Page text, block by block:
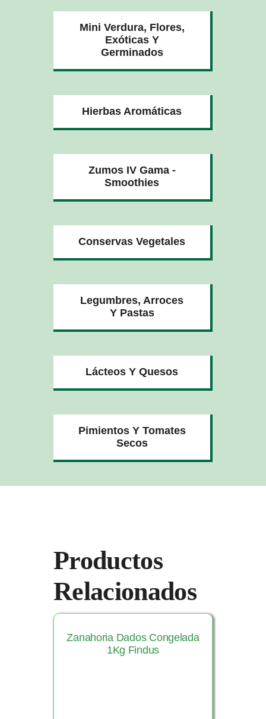
Mini Verdura, Flores,
Exóticas Y
Germinados
Hierbas Aromáticas
Zumos IV Gama -
Smoothies
Conservas Vegetales
Legumbres, Arroces
Y Pastas
Lácteos Y Quesos
Pimientos Y Tomates
Secos
Productos
Relacionados
Zanahoria Dados Congelada
1Kg Findus